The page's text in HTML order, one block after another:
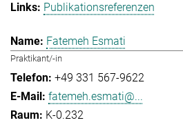
Publikationsreferenzen
Fatemeh Esmati
Praktikant/-in
+49 331 567-9622
fatemeh.esmati@...
K-0.232